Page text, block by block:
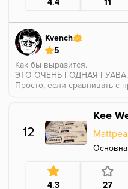
4.4 11
Kvench
5
Как бы выразится.
ЭТО ОЧЕНЬ ГОДНАЯ ГУАВА.
Просто, если сравнивать с
премиксы с алое, какие-то
напиточную историю.
Если по факту, чистую
чистом виде, точно была у
эта гвоздика, по прежнему
Как самый чистый вкус
12
Kee
4.3 27